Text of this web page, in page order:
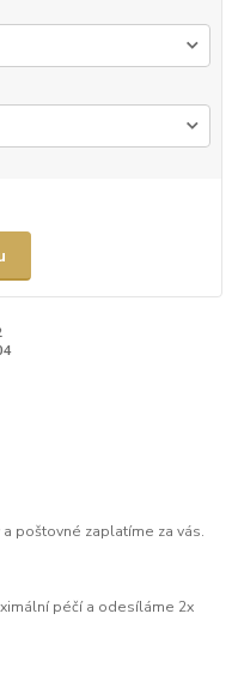
poštovné zaplatíme za vás.
péčí a odesíláme 2x